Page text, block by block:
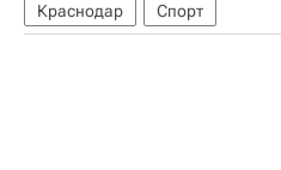
Краснодар
Спорт